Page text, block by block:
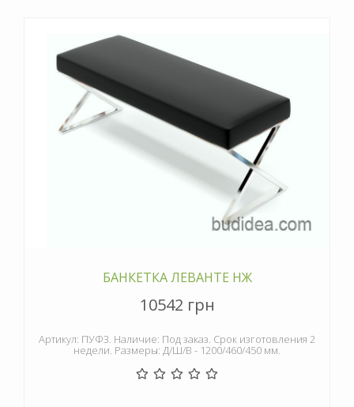
БАНКЕТКА ЛЕВАНТЕ НЖ
10542 грн
Артикул: ПУФ3. Наличие: Под заказ. Срок изготовления 2
недели. Размеры: Д/Ш/В - 1200/460/450 мм.